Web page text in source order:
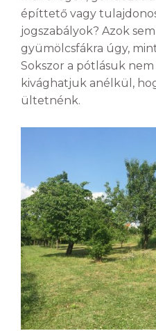
építtető vagy tulajdonos
jogszabályok? Azok
gyümölcsfákra úgy,
Sokszor a pótlásuk
kivághatjuk anélkül,
ültetnénk.